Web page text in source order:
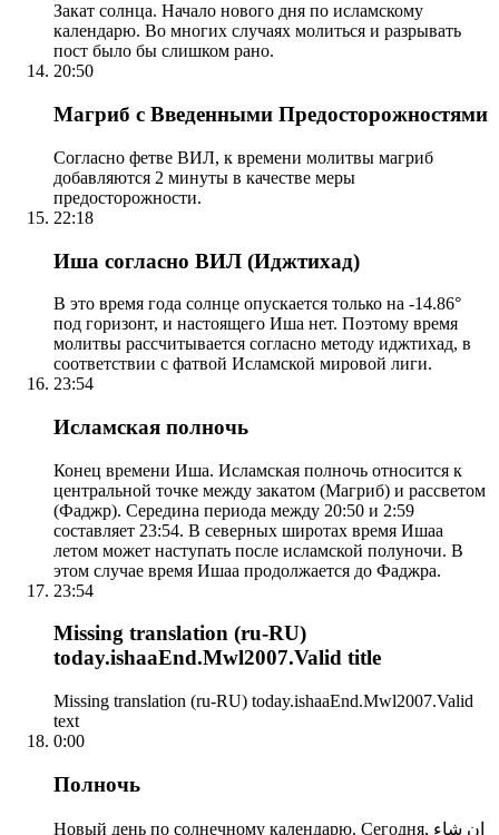
Закат солнца. Начало нового дня по исламскому
календарю. Во многих случаях молиться и разрывать
пост было бы слишком рано.
20:50
Магриб с Введенными Предосторожностями
Согласно фетве ВИЛ, к времени молитвы магриб
добавляются 2 минуты в качестве меры
предосторожности.
22:18
Иша согласно ВИЛ (Иджтихад)
В это время года солнце опускается только на -14.86°
под горизонт, и настоящего Иша нет. Поэтому время
молитвы рассчитывается согласно методу иджтихад, в
соответствии с фатвой Исламской мировой лиги.
23:54
Исламская полночь
Конец времени Иша. Исламская полночь относится к
центральной точке между закатом (Магриб) и рассветом
(Фаджр). Середина периода между 20:50 и 2:59
составляет 23:54. В северных широтах время Ишаа
летом может наступать после исламской полуночи. В
этом случае время Ишаа продолжается до Фаджра.
23:54
Missing translation (ru-RU)
today.ishaaEnd.Mwl2007.Valid title
Missing translation (ru-RU) today.ishaaEnd.Mwl2007.Valid
text
0:00
Полночь
Новый день по солнечному календарю. Сегодня, إن شاء